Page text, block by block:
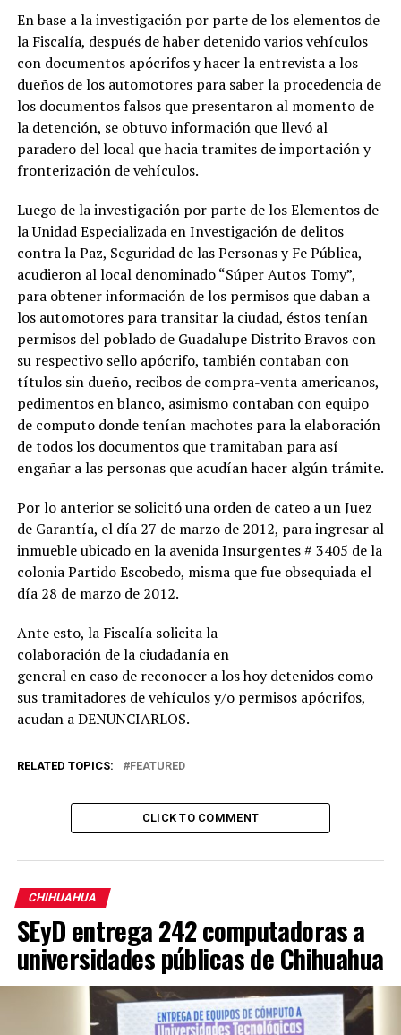
En base a la investigación por parte de los elementos de
la Fiscalía, después de haber detenido varios vehículos
con documentos apócrifos y hacer la entrevista a los
dueños de los automotores para saber la procedencia de
los documentos falsos que presentaron al momento de
la detención, se obtuvo información que llevó al
paradero del local que hacia tramites de importación y
fronterización de vehículos.
Luego de la investigación por parte de los Elementos de
la Unidad Especializada en Investigación de delitos
contra la Paz, Seguridad de las Personas y Fe Pública,
acudieron al local denominado “Súper Autos Tomy”,
para obtener información de los permisos que daban a
los automotores para transitar la ciudad, éstos tenían
permisos del poblado de Guadalupe Distrito Bravos con
su respectivo sello apócrifo, también contaban con
títulos sin dueño, recibos de compra-venta americanos,
pedimentos en blanco, asimismo contaban con equipo
de computo donde tenían machotes para la elaboración
de todos los documentos que tramitaban para así
engañar a las personas que acudían hacer algún trámite.
Por lo anterior se solicitó una orden de cateo a un Juez
de Garantía, el día 27 de marzo de 2012, para ingresar al
inmueble ubicado en la avenida Insurgentes # 3405 de la
colonia Partido Escobedo, misma que fue obsequiada el
día 28 de marzo de 2012.
Ante esto, la Fiscalía solicita la
colaboración de la ciudadanía en
general en caso de reconocer a los hoy detenidos como
sus tramitadores de vehículos y/o permisos apócrifos,
acudan a DENUNCIARLOS.
RELATED TOPICS: FEATURED
CLICK TO COMMENT
CHIHUAHUA
SEyD entrega 242 computadoras a
universidades públicas de Chihuahua